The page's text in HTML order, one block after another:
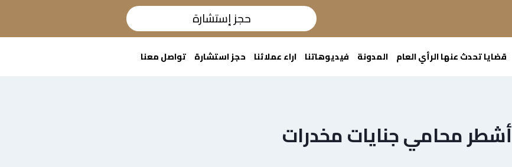
حجز إستشارة
قضايا تحدث عنها الرأي العام المدونة فيديوهاتنا اراء عملائنا حجز استشارة تواصل معنا
أشطر محامي جنايات مخدرات